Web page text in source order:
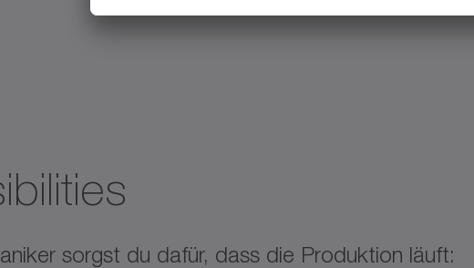
sorgst du dafür, dass die Produktion läuft: